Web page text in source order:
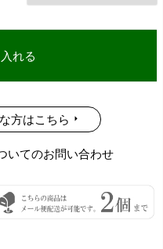
れる
方はこちら
いてのお問い合わせ